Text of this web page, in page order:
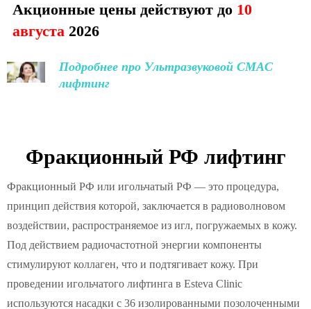
Акционные цены действуют до 10
августа 2026
Подробнее про Ультразвуковой СМАС
лифтинг
Фракционный РФ лифтинг
Фракционный РФ или игольчатый РФ — это процедура,
принцип действия которой, заключается в радиоволновом
воздействии, распространяемое из игл, погружаемых в кожу.
Под действием радиочастотной энергии компоненты
стимулируют коллаген, что и подтягивает кожу. При
проведении игольчатого лифтинга в Esteva Clinic
используются насадки с 36 изолированными позолоченными